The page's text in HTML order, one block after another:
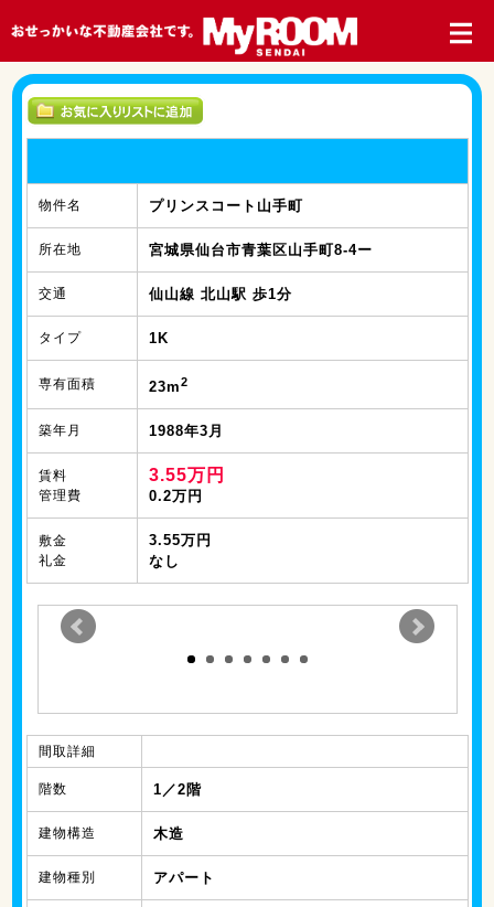
物件名 プリンスコート山手町
所在地 宮城県仙台市青葉区山手町8-4ー
交通 仙山線 北山駅 歩1分
タイプ 1K
専有面積 23m2
築年月 1988年3月
賃料
管理費
3.55万円
0.2万円
敷金
礼金
3.55万円
なし
間取詳細
階数 1／2階
建物構造 木造
建物種別 アパート